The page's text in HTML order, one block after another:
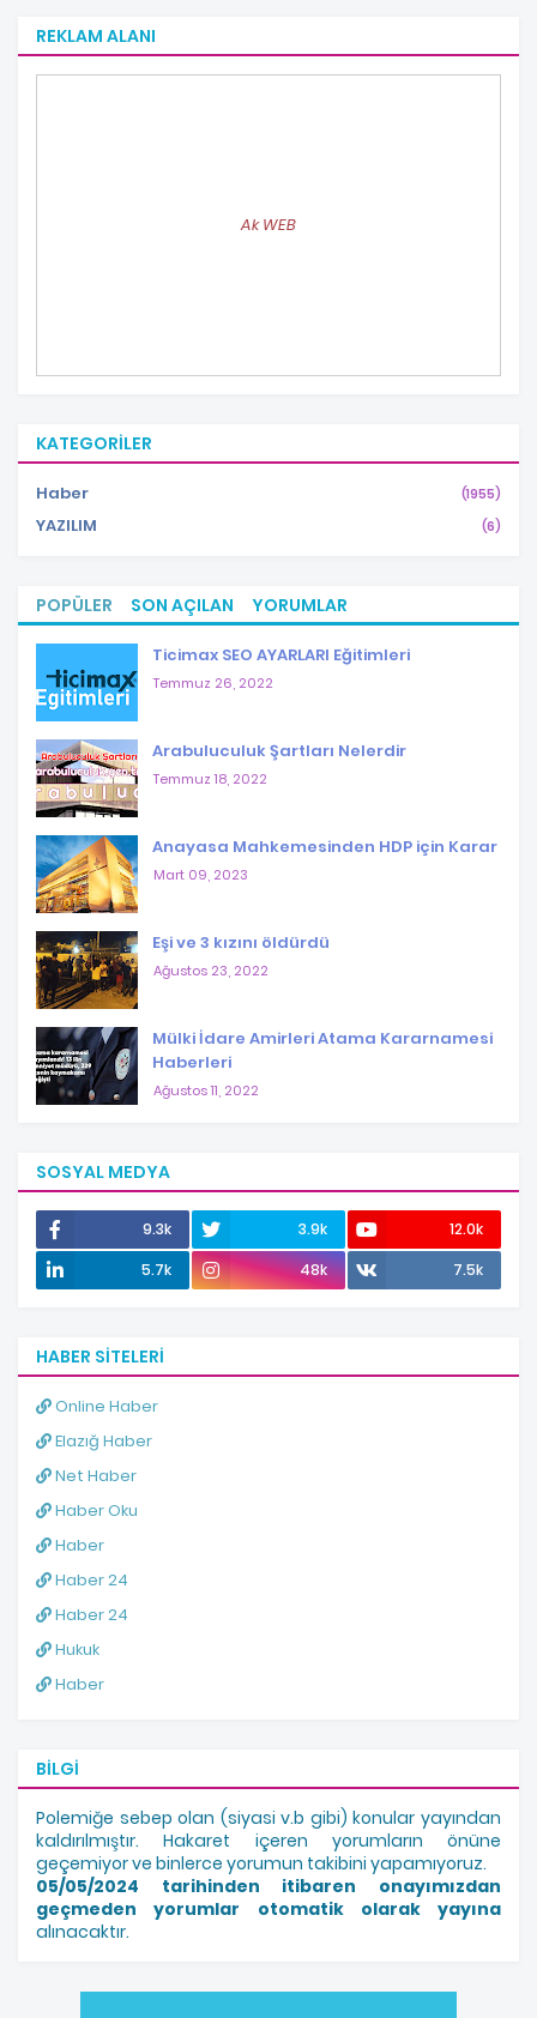
REKLAM ALANI
Ak WEB
KATEGORILER
Haber (1955)
YAZILIM (6)
POPÜLER SON AÇILAN YORUMLAR
Ticimax SEO AYARLARI Eğitimleri
Temmuz 26, 2022
Arabuluculuk Şartları Nelerdir
Temmuz 18, 2022
Anayasa Mahkemesinden HDP için Karar
Mart 09, 2023
Eşi ve 3 kızını öldürdü
Ağustos 23, 2022
Mülki İdare Amirleri Atama Kararnamesi
Haberleri
Ağustos 11, 2022
SOSYAL MEDYA
9.3k 3.9k
12.0k
5.7k
48k 7.5k
HABER SITELERI
Online Haber
Elazığ Haber
Net Haber
Haber Oku
Haber
Haber 24
Haber 24
Hukuk
Haber
BILGI
Polemiğe sebep olan (siyasi v.b gibi) konular yayından
kaldırılmıştır. Hakaret içeren yorumların önüne
geçemiyor ve binlerce yorumun takibini yapamıyoruz.
05/05/2024 tarihinden itibaren onayımızdan
geçmeden yorumlar otomatik olarak yayına
alınacaktır.